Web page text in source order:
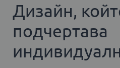
Дизайн,
подчертава